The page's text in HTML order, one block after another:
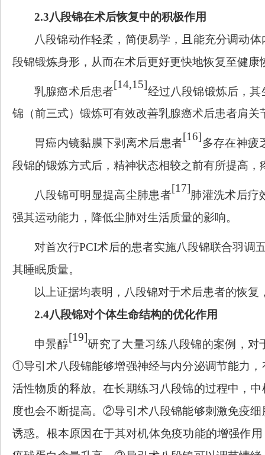
2.3八段锦在术后恢复中的积极作用
八段锦动作轻柔，简便易学，且能充分调动
段锦锻炼身形，从而在术后更好更快地恢复至健康
乳腺癌术后患者
[14,15]
经过八段锦锻炼后，
锦（前三式）锻炼可有效改善乳腺癌术后患者肩关
胃癌内镜黏膜下剥离术后患者
[16]
多存在神疲
段锦的锻炼方式后，精神状态相较之前有所提高，
八段锦可明显提高尘肺患者
[17]
肺灌洗术后疗
强其运动能力，降低尘肺对生活质量的影响。
对首次行PCI术后的患者实施八段锦联合羽调
其睡眠质量。
以上证据均表明，八段锦对于术后患者的恢复
2.4八段锦对个体生命结构的优化作用
申景醇
[19]
研究了大量习练八段锦的案例，
①导引术八段锦能够增强神经与内分泌调节能力
活性物质的释放。在长期练习八段锦的过程中，
度也会不断提高。②导引术八段锦能够刺激免疫
诱惑。根本原因在于其对机体免疫功能的增强作